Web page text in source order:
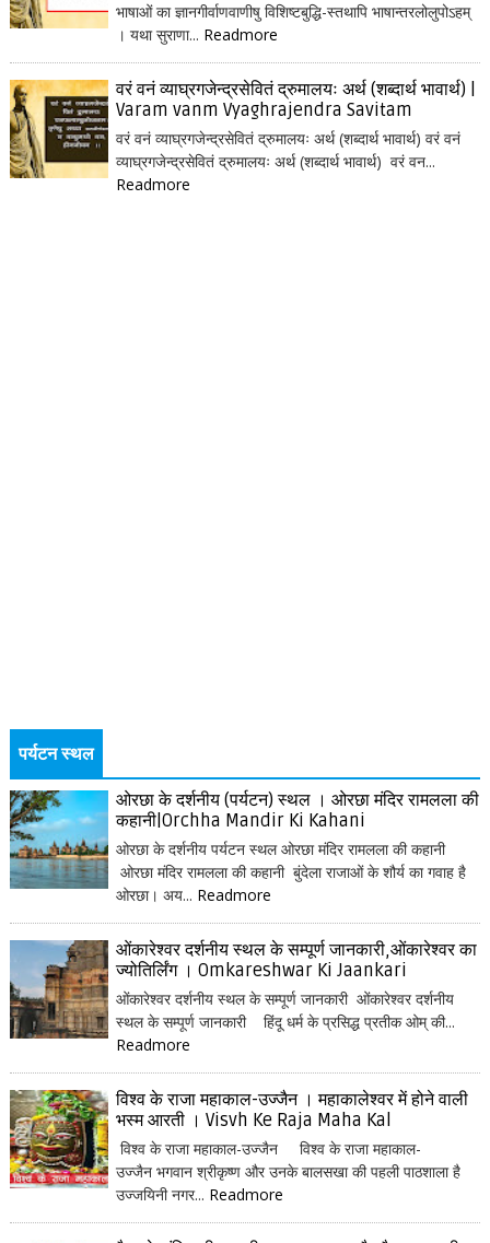
भाषाओं का ज्ञानगीर्वाणवाणीषु विशिष्टबुद्धि-स्तथापि भाषान्तरलोलुपोऽहम्
। यथा सुराणा... Readmore
वरं वनं व्याघ्रगजेन्द्रसेवितं द्रुमालयः अर्थ (शब्दार्थ भावार्थ) |
Varam vanm Vyaghrajendra Savitam
वरं वनं व्याघ्रगजेन्द्रसेवितं द्रुमालयः अर्थ (शब्दार्थ भावार्थ) वरं वनं
व्याघ्रगजेन्द्रसेवितं द्रुमालयः अर्थ (शब्दार्थ भावार्थ) वरं वन...
Readmore
पर्यटन स्थल
ओरछा के दर्शनीय (पर्यटन) स्थल । ओरछा मंदिर रामलला की
कहानी|Orchha Mandir Ki Kahani
ओरछा के दर्शनीय पर्यटन स्थल ओरछा मंदिर रामलला की कहानी
ओरछा मंदिर रामलला की कहानी बुंदेला राजाओं के शौर्य का गवाह है
ओरछा। अय... Readmore
ओंकारेश्वर दर्शनीय स्थल के सम्पूर्ण जानकारी,ओंकारेश्वर का
ज्योतिर्लिंग । Omkareshwar Ki Jaankari
ओंकारेश्वर दर्शनीय स्थल के सम्पूर्ण जानकारी ओंकारेश्वर दर्शनीय
स्थल के सम्पूर्ण जानकारी हिंदू धर्म के प्रसिद्ध प्रतीक ओम् की...
Readmore
विश्व के राजा महाकाल-उज्जैन । महाकालेश्वर में होने वाली
भस्म आरती । Visvh Ke Raja Maha Kal
विश्व के राजा महाकाल-उज्जैन विश्व के राजा महाकाल-
उज्जैन भगवान श्रीकृष्ण और उनके बालसखा की पहली पाठशाला है
उज्जयिनी नगर... Readmore